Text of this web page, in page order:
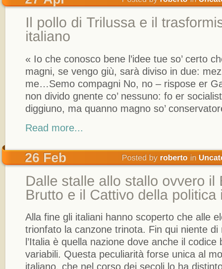
« Io che conosco bene l’idee tue so’ certo
magni, se vengo giù, sarà diviso in due:
me…Semo compagni No, no – rispose er
non divido gnente co’ nessuno: fo er
diggiuno, ma quanno magno so’
Read more...
Alla fine gli italiani hanno scoperto che alle
trionfato la canzone trinota. Fin qui niente di
l’Italia è quella nazione dove anche il
variabili. Questa peculiarità forse unica al
italiano, che nel corso dei secoli lo ha